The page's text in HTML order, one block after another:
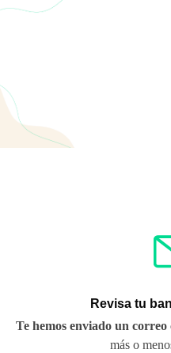
Revisa tu
Te hemos enviado un correo
más o